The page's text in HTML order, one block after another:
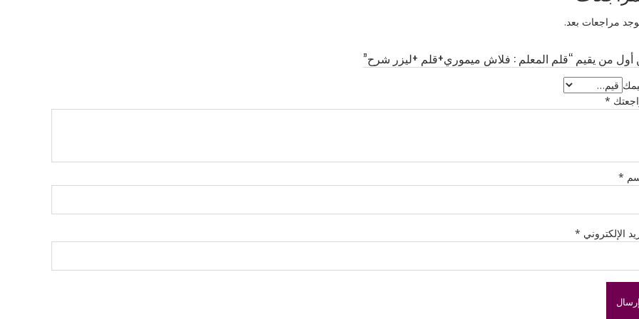
مراجعات بعد.
من يقيم “قلم المعلم : فلاش ميموري+قلم +ليزر شرح”
*
*
الإلكتروني *